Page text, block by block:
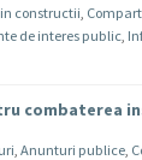
constructii,
de interes public,
combaterea
, Anunturi publice,